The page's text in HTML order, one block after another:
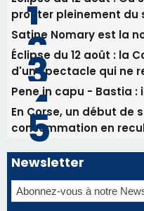
Newsletter
Inscrivez-vous à la
email les infos les plus
nos meilleurs articles